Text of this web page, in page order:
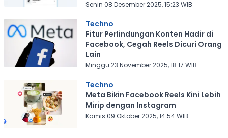
Senin 08 Desember 2025, 15:23 WIB
Techno
Fitur Perlindungan Konten Hadir di
Facebook, Cegah Reels Dicuri Orang
Lain
Minggu 23 November 2025, 18:17 WIB
Techno
Meta Bikin Facebook Reels Kini Lebih
Mirip dengan Instagram
Kamis 09 Oktober 2025, 14:54 WIB